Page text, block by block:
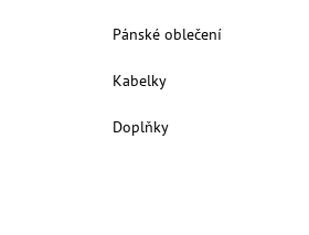
Pánské oblečení
Kabelky
Doplňky